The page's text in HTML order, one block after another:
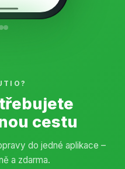
cestu
do jedné aplikace –
a zdarma.